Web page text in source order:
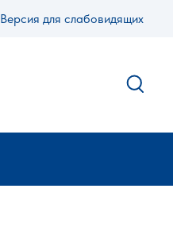
Версия для слабовидящих